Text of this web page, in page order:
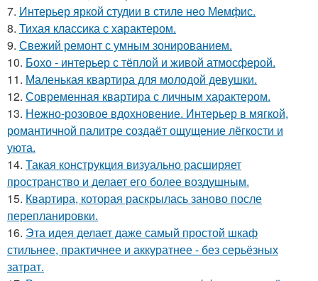
7. Интерьер яркой студии в стиле нео Мемфис.
8. Тихая классика с характером.
9. Свежий ремонт с умным зонированием.
10. Бохо - интерьер с тёплой и живой атмосферой.
11. Маленькая квартира для молодой девушки.
12. Современная квартира с личным характером.
13. Нежно-розовое вдохновение. Интерьер в мягкой,
романтичной палитре создаёт ощущение лёгкости и
уюта.
14. Такая конструкция визуально расширяет
пространство и делает его более воздушным.
15. Квартира, которая раскрылась заново после
перепланировки.
16. Эта идея делает даже самый простой шкаф
стильнее, практичнее и аккуратнее - без серьёзных
затрат.